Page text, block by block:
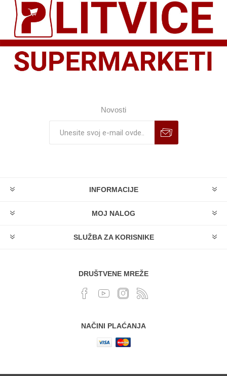
Novosti
INFORMACIJE
MOJ NALOG
SLUŽBA ZA KORISNIKE
DRUŠTVENE MREŽE
NAČINI PLAĆANJA